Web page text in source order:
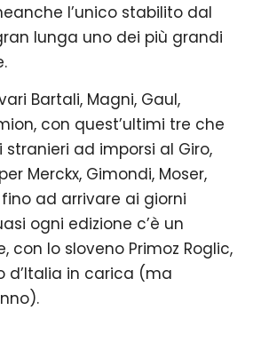
l’unico stabilito dal
lunga uno dei più grandi
Bartali, Magni, Gaul,
con quest’ultimi tre che
ad imporsi al Giro,
Merckx, Gimondi, Moser,
ad arrivare ai giorni
ogni edizione c’è un
con lo sloveno Primoz Roglic,
d’Italia in carica (ma